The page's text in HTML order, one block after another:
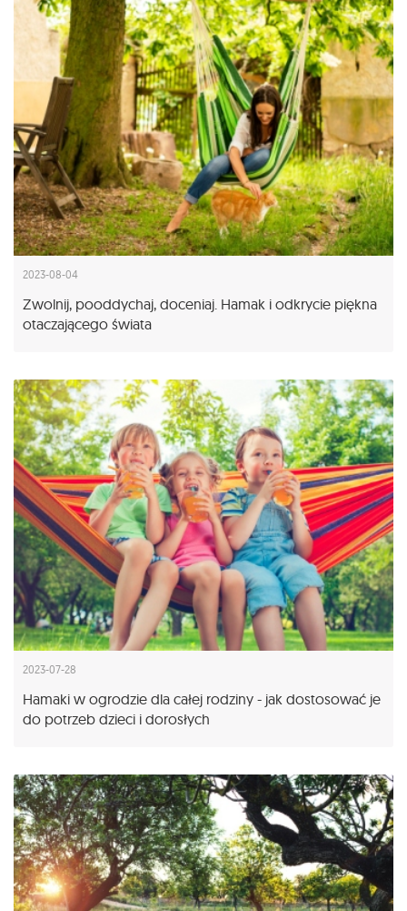
2023-08-04
Zwolnij, pooddychaj, doceniaj. Hamak i odkrycie piękna
otaczającego świata
2023-07-28
Hamaki w ogrodzie dla całej rodziny - jak dostosować je
do potrzeb dzieci i dorosłych